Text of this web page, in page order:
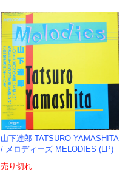
山下達郎 TATSURO YAMASHITA
/ メロディーズ MELODIES (LP)
売り切れ